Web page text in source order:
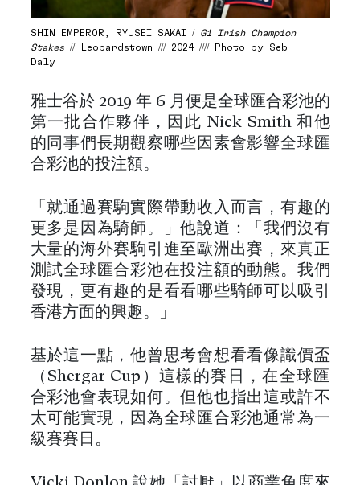
SHIN EMPEROR, RYUSEI SAKAI / G1 Irish Champion
Stakes// Leopardstown /// 2024 //// Photo by Seb
Daly
雅士谷於 2019 年 6 月便是全球匯合彩池的
第一批合作夥伴，因此 Nick Smith 和他
的同事們長期觀察哪些因素會影響全球匯
合彩池的投注額。
「就通過賽駒實際帶動收入而言，有趣的
更多是因為騎師。」他說道：「我們沒有
大量的海外賽駒引進至歐洲出賽，來真正
測試全球匯合彩池在投注額的動態。我們
發現，更有趣的是看看哪些騎師可以吸引
香港方面的興趣。」
基於這一點，他曾思考會想看看像識價盃
（Shergar Cup）這樣的賽日，在全球匯
合彩池會表現如何。但他也指出這或許不
太可能實現，因為全球匯合彩池通常為一
級賽賽日。